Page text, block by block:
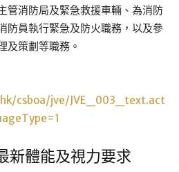
管消防局及緊急救援車輛、為消防
防員執行緊急及防火職務，以及參
及策劃等職務。
csboa/jve/JVE_003_text.act
新體能及視力要求